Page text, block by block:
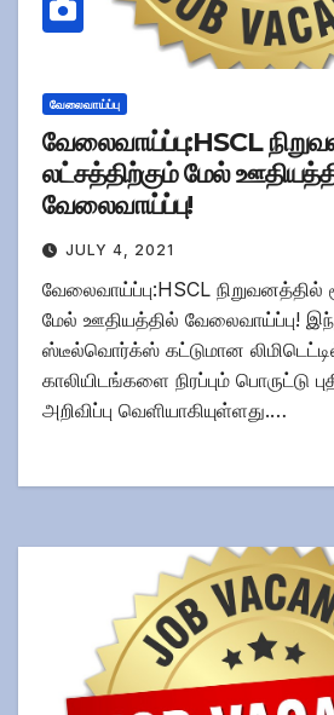
வேலைவாய்ப்பு
வேலைவாய்ப்பு:HSCL
லட்சத்திற்கும் மேல்
வேலைவாய்ப்பு!
JULY 4, 2021
வேலைவாய்ப்பு:HSCL நிறுவனத்தில்
மேல் ஊதியத்தில் வேலைவாய்ப்பு!
ஸ்டீல்வொர்க்ஸ் கட்டுமான
காலியிடங்களை நிரப்பும் பொருட்டு
அறிவிப்பு வெளியாகியுள்ளது.…